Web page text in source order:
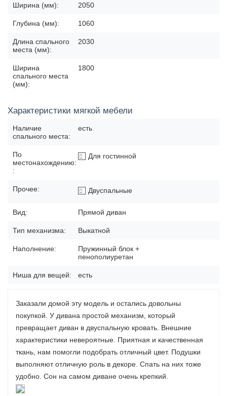
Ширина (мм): 2050
Глубина (мм): 1060
Длина спального
места (мм):
2030
Ширина
спального места
(мм):
1800
Характеристики мягкой мебели
Наличие
спального места:
есть
По
местонахождению:
:
Для гостинной
Прочее: Двуспальные
Вид: Прямой диван
Тип механизма: Выкатной
Наполнение:
Пружинный блок +
пенополиуретан
Ниша для вещей: есть
Заказали домой эту модель и остались довольны
покупкой. У дивана простой механизм, который
превращает диван в двуспальную кровать. Внешние
характеристики невероятные. Приятная и качественная
ткань, нам помогли подобрать отличный цвет. Подушки
выполняют отличную роль в декоре. Спать на них тоже
удобно. Сон на самом диване очень крепкий.